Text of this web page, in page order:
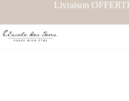
Livraison